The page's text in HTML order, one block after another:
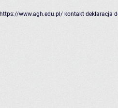
https://www.agh.edu.pl/ kontakt deklaracja